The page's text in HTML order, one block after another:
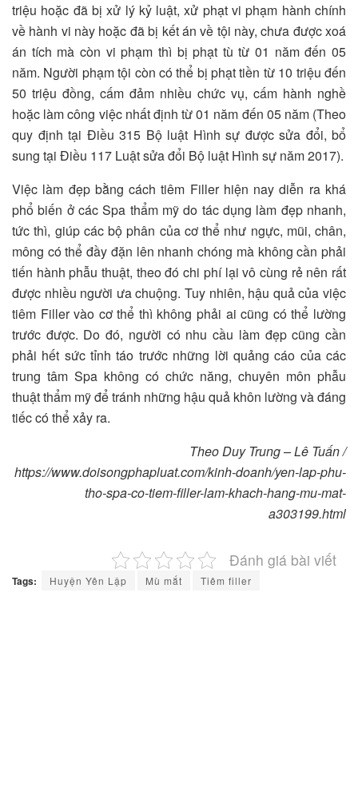
triệu hoặc đã bị xử lý kỷ luật, xử phạt vi phạm hành chính
về hành vi này hoặc đã bị kết án về tội này, chưa được xoá
án tích mà còn vi phạm thì bị phạt tù từ 01 năm đến 05
năm. Người phạm tội còn có thể bị phạt tiền từ 10 triệu đến
50 triệu đồng, cấm đảm nhiều chức vụ, cấm hành nghề
hoặc làm công việc nhất định từ 01 năm đến 05 năm (Theo
quy định tại Điều 315 Bộ luật Hình sự được sửa đổi, bổ
sung tại Điều 117 Luật sửa đổi Bộ luật Hình sự năm 2017).
Việc làm đẹp bằng cách tiêm Filler hiện nay diễn ra khá
phổ biến ở các Spa thẩm mỹ do tác dụng làm đẹp nhanh,
tức thì, giúp các bộ phân của cơ thể như ngực, mũi, chân,
mông có thể đầy đặn lên nhanh chóng mà không cần phải
tiến hành phẫu thuật, theo đó chi phí lại vô cùng rẻ nên rất
được nhiều người ưa chuộng. Tuy nhiên, hậu quả của việc
tiêm Filler vào cơ thể thì không phải ai cũng có thể lường
trước được. Do đó, người có nhu cầu làm đẹp cũng cần
phải hết sức tỉnh táo trước những lời quảng cáo của các
trung tâm Spa không có chức năng, chuyên môn phẫu
thuật thẩm mỹ để tránh những hậu quả khôn lường và đáng
tiếc có thể xảy ra.
Theo Duy Trung – Lê Tuấn /
https://www.doisongphapluat.com/kinh-doanh/yen-lap-phu-
tho-spa-co-tiem-filler-lam-khach-hang-mu-mat-
a303199.html
Đánh giá bài viết
Tags: Huyện Yên Lập Mù mắt Tiêm filler